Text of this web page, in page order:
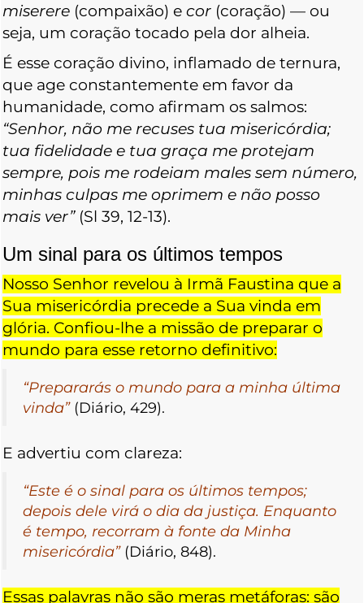
miserere (compaixão) e cor (coração) — ou
seja, um coração tocado pela dor alheia.
É esse coração divino, inflamado de ternura,
que age constantemente em favor da
humanidade, como afirmam os salmos:
“Senhor, não me recuses tua misericórdia;
tua fidelidade e tua graça me protejam
sempre, pois me rodeiam males sem número,
minhas culpas me oprimem e não posso
mais ver”(Sl 39, 12-13).
Um sinal para os últimos tempos
Nosso Senhor revelou à Irmã Faustina que a
Sua misericórdia precede a Sua vinda em
glória. Confiou-lhe a missão de preparar o
mundo para esse retorno definitivo:
“Prepararás o mundo para a minha última
vinda” (Diário, 429).
E advertiu com clareza:
“Este é o sinal para os últimos tempos;
depois dele virá o dia da justiça. Enquanto
é tempo, recorram à fonte da Minha
misericórdia” (Diário, 848).
Essas palavras não são meras metáforas: são